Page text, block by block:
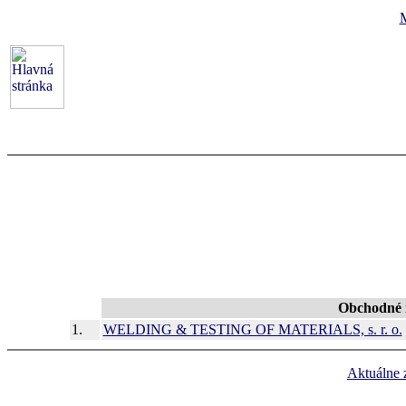
Obchodné
1.
WELDING & TESTING OF MATERIALS, s. r. o.
Aktuálne